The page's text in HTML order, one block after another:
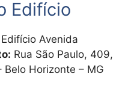
Edifício
Edifício Avenida
Rua São Paulo, 409,
Belo Horizonte – MG